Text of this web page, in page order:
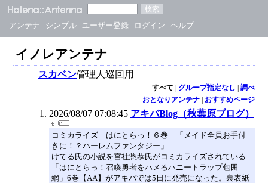
アンテナ シンプル ユーザー登録 ログイン ヘルプ
イノレアンテナ
スカベン管理人巡回用
すべて | グループ指定なし | 調べ
おとなりアンテナ| おすすめページ
2026/08/07 07:08:45 アキバBlog（秋葉原ブログ）
コミカライズ はにとらっ！６巻 「メイド全員お手付
きに！？ハーレムファンタジー」
けてる氏の小説を宮社惣恭氏がコミカライズされている
「はにとらっ！召喚勇者をハメるハニートラップ包囲
網」6巻【AA】がアキバでは5日に発売になった。裏表紙